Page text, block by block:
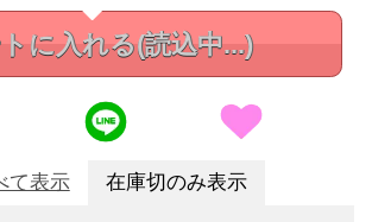
に入れる(読込中...)
て表示 在庫切のみ表示